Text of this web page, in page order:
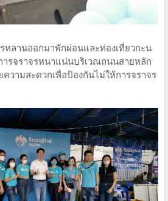
หลานออกมาพักผ่อนและท่องเที่ยวกะน
ารจราจรหนาแน่นบริเวณถนนสายหลัก
วามสะดวกเพื่อป้องกันไม่ให้การจราจร